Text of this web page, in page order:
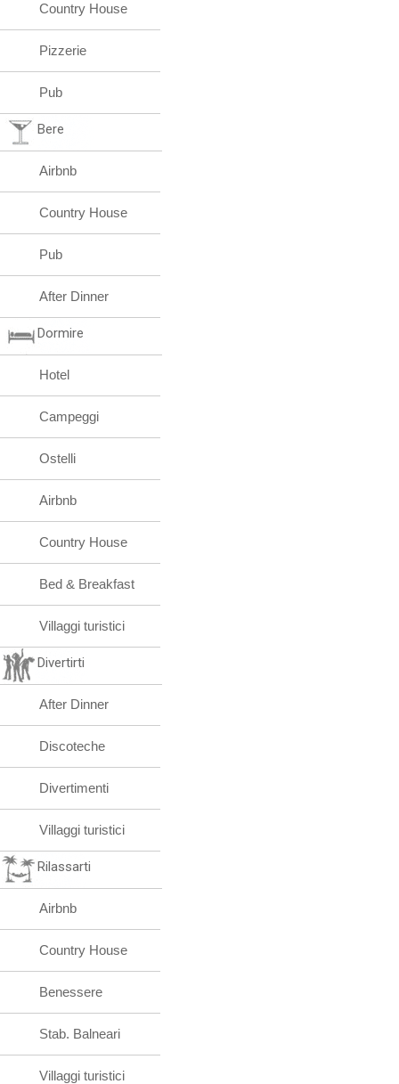
Country House
Pizzerie
Pub
Bere
Airbnb
Country House
Pub
After Dinner
Dormire
Hotel
Campeggi
Ostelli
Airbnb
Country House
Bed & Breakfast
Villaggi turistici
Divertirti
After Dinner
Discoteche
Divertimenti
Villaggi turistici
Rilassarti
Airbnb
Country House
Benessere
Stab. Balneari
Villaggi turistici